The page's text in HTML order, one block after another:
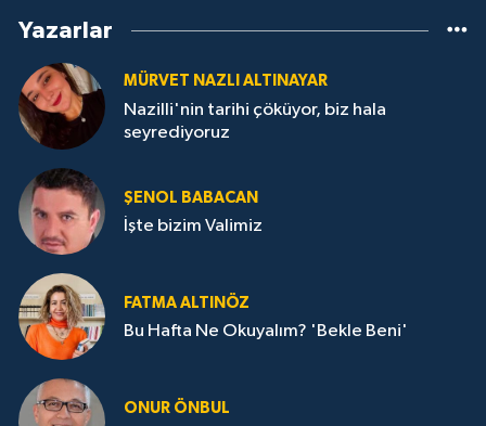
Yazarlar
MÜRVET NAZLI ALTINAYAR
Nazilli'nin tarihi çöküyor, biz hala
seyrediyoruz
ŞENOL BABACAN
İşte bizim Valimiz
FATMA ALTINÖZ
Bu Hafta Ne Okuyalım? 'Bekle Beni'
ONUR ÖNBUL